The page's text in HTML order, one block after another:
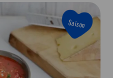
Saison